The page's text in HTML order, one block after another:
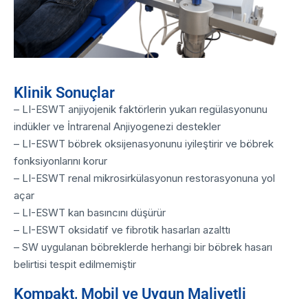
Klinik Sonuçlar
– LI-ESWT anjiyojenik faktörlerin yukarı regülasyonunu
indükler ve İntrarenal Anjiyogenezi destekler
– LI-ESWT böbrek oksijenasyonunu iyileştirir ve böbrek
fonksiyonlarını korur
– LI-ESWT renal mikrosirkülasyonun restorasyonuna yol
açar
– LI-ESWT kan basıncını düşürür
– LI-ESWT oksidatif ve fibrotik hasarları azalttı
– SW uygulanan böbreklerde herhangi bir böbrek hasarı
belirtisi tespit edilmemiştir
Kompakt, Mobil ve Uygun Maliyetli